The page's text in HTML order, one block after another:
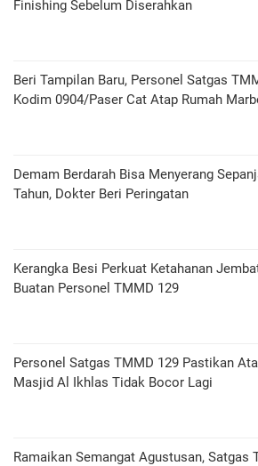
Finishing Sebelum Diserahkan
Beri Tampilan Baru, Personel Satgas
Kodim 0904/Paser Cat Atap Rumah
Demam Berdarah Bisa Menyerang
Tahun, Dokter Beri Peringatan
Kerangka Besi Perkuat Ketahanan
Buatan Personel TMMD 129
Personel Satgas TMMD 129 Pastikan
Masjid Al Ikhlas Tidak Bocor Lagi
Ramaikan Semangat Agustusan, Satgas